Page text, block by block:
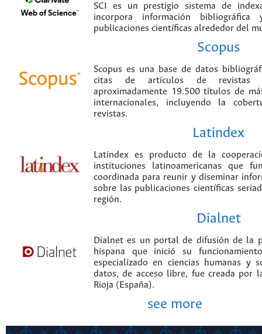
SCI es un prestigio sistema de
incorpora información
publicaciones científicas alrededor del
Scopus
Scopus es una base de datos
citas de artículos de revistas
aproximadamente 19.500 títulos de
internacionales, incluyendo la
revistas.
Latindex
Latindex es producto de la
instituciones latinoamericanas que
coordinada para reunir y diseminar
sobre las publicaciones científicas
región.
Dialnet
Dialnet es un portal de difusión de la
hispana que inició su
especializado en ciencias humanas y
datos, de acceso libre, fue creada por
Rioja (España).
see more